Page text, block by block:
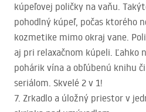
kúpeľovej poličky na vaňu.
pohodlný kúpeľ, počas ktorého
kozmetike mimo okraj vane.
aj pri relaxačnom kúpeli. Ľahko
pohárik vína a obľúbenú knihu
seriálom. Skvelé 2 v 1!
7. Zrkadlo a úložný priestor v